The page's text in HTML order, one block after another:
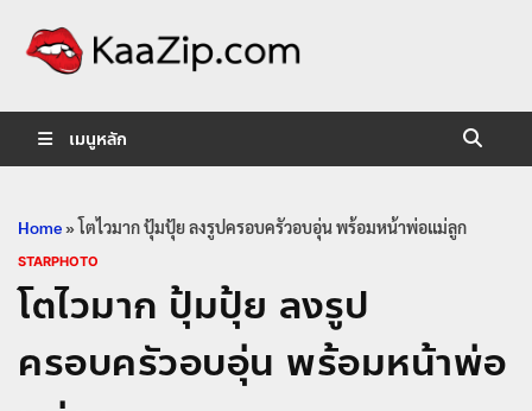
เมนูหลัก
Home» โตไวมาก ปุ้มปุ้ย ลงรูปครอบครัวอบอุ่น พร้อมหน้าพ่อแม่ลูก
STARPHOTO
โตไวมาก ปุ้มปุ้ย ลงรูป
ครอบครัวอบอุ่น พร้อมหน้าพ่อ